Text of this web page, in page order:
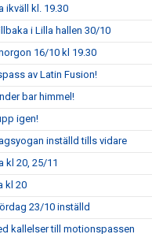
ikväll kl. 19.30
i Lilla hallen 30/10
16/10 kl 19.30
av Latin Fusion!
bar himmel!
igen!
inställd tills vidare
kl 20, 25/11
kl 20
23/10 inställd
kallelser till motionspassen